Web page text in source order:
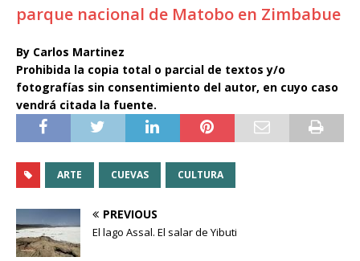
parque nacional de Matobo en Zimbabue
By Carlos Martinez
Prohibida la copia total o parcial de textos y/o
fotografías sin consentimiento del autor, en cuyo caso
vendrá citada la fuente.
ARTE CUEVAS CULTURA
PREVIOUS
El lago Assal. El salar de Yibuti